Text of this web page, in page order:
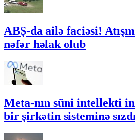
ABŞ-da ailə faciəsi!
nəfər həlak olub
Meta-nın süni intellekti
bir şirkətin sisteminə